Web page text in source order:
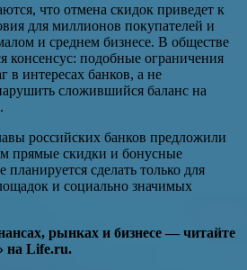
что отмена скидок приведет к
для миллионов покупателей и
и среднем бизнесе. В обществе
консенсус: подобные ограничения
в интересах банков, а не
сложившийся баланс на
российских банков предложили
прямые скидки и бонусные
сделать только для
и социально значимых
рынках и бизнесе — читайте
на Life.ru.